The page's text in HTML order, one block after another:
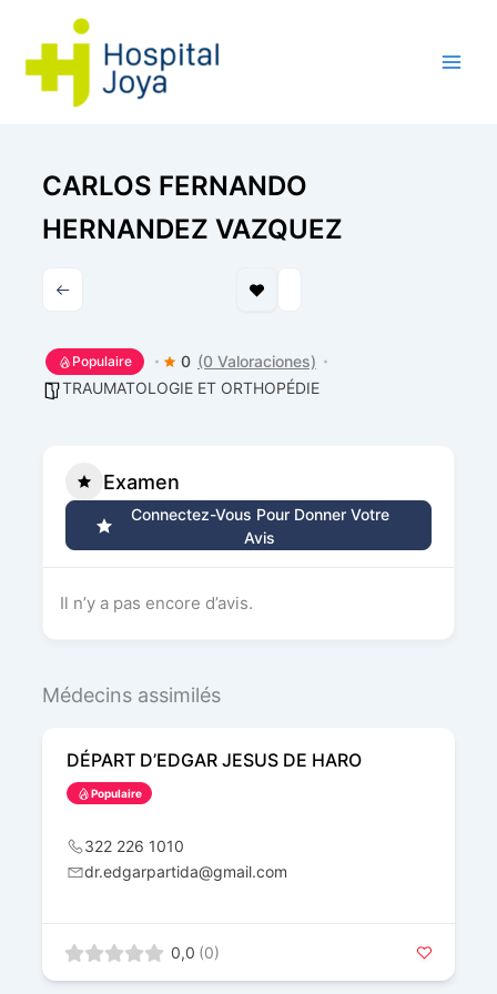
contenu
CARLOS FERNANDO
HERNANDEZ VAZQUEZ
Populaire 0 (0 Valoraciones)
TRAUMATOLOGIE ET ORTHOPÉDIE
Examen
Connectez-Vous Pour Donner Votre
Avis
Il n’y a pas encore d’avis.
Médecins assimilés
DÉPART D’EDGAR JESUS DE HARO
Populaire
322 226 1010
dr.edgarpartida@gmail.com
0,0 (0)